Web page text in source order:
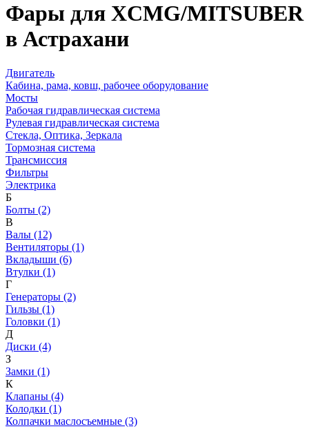
Фары для XCMG/MITSUBER
в Астрахани
Двигатель
Кабина, рама, ковш, рабочее оборудование
Мосты
Рабочая гидравлическая система
Рулевая гидравлическая система
Стекла, Оптика, Зеркала
Тормозная система
Трансмиссия
Фильтры
Электрика
Б
Болты (2)
В
Валы (12)
Вентиляторы (1)
Вкладыши (6)
Втулки (1)
Г
Генераторы (2)
Гильзы (1)
Головки (1)
Д
Диски (4)
З
Замки (1)
К
Клапаны (4)
Колодки (1)
Колпачки маслосъемные (3)